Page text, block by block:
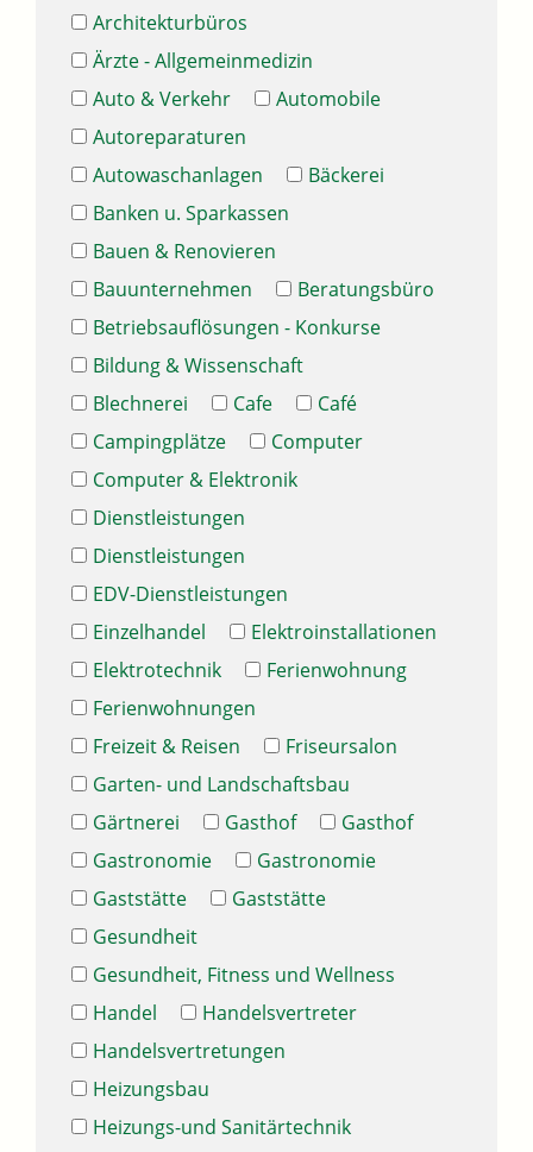
Architekturbüros
Ärzte - Allgemeinmedizin
Auto & Verkehr
Automobile
Autoreparaturen
Autowaschanlagen
Bäckerei
Banken u. Sparkassen
Bauen & Renovieren
Bauunternehmen
Beratungsbüro
Betriebsauflösungen - Konkurse
Bildung & Wissenschaft
Blechnerei
Cafe
Café
Campingplätze
Computer
Computer & Elektronik
Dienstleistungen
Dienstleistungen
EDV-Dienstleistungen
Einzelhandel
Elektroinstallationen
Elektrotechnik
Ferienwohnung
Ferienwohnungen
Freizeit & Reisen
Friseursalon
Garten- und Landschaftsbau
Gärtnerei
Gasthof
Gasthof
Gastronomie
Gastronomie
Gaststätte
Gaststätte
Gesundheit
Gesundheit, Fitness und Wellness
Handel
Handelsvertreter
Handelsvertretungen
Heizungsbau
Heizungs-und Sanitärtechnik